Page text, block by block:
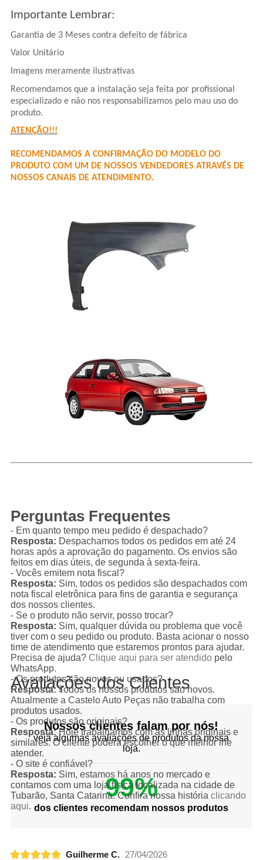
Importante Lembrar:
Garantia de 3 Meses contra defeito de fábrica
Valor Unitário
Imagens meramente ilustrativas
Recomendamos que a instalação seja feita por profissional
especializado e não nos responsabilizamos pelo mau uso do
produto.
ATENÇÃO!!!
RECOMENDAMOS A CONFIRMAÇÃO DO MODELO DO
PRODUTO COM UM DE NOSSOS VENDEDORES ATRAVÉS DE
NOSSOS CANAIS DE ATENDIMENTO.
Perguntas Frequentes
- Em quanto tempo meu pedido é despachado?
Resposta: Despachamos todos os pedidos em até 24
horas após a aprovação do pagamento. Os envios são
feitos em dias úteis, de segunda à sexta-feira.
- Vocês emitem nota fiscal?
Resposta: Sim, todos os pedidos são despachados com
nota fiscal eletrônica para fins de garantia e segurança
dos nossos clientes.
- Se o produto não servir, posso trocar?
Resposta: Sim, qualquer dúvida ou problema que você
tiver com o seu pedido ou produto. Basta acionar o nosso
time de atendimento que estaremos prontos para ajudar.
Precisa de ajuda? Clique aqui para ser atendidopelo
WhatsApp.
- Os produtos são novos ou usados?
Resposta:Todos os nossos produtos são novos.
Atualmente a Castelo Auto Peças não trabalha com
produtos usados.
- Os produtos são originais?
Resposta:Hoje trabalhamos com as linhas originais e
similares. O cliente poderá escolher o que melhor lhe
atender.
- O site é confiável?
Resposta: Sim, estamos há anos no mercado e
contamos com uma loja física localizada na cidade de
Tubarão, Santa Catarina. Confira nossa história clicando
aqui.
Avaliações dos Clientes
Nossos clientes falam por nós!
veja algumas avaliações de produtos da nossa
loja.
99%
dos clientes recomendam nossos produtos
Guilherme C.
27/04/2026